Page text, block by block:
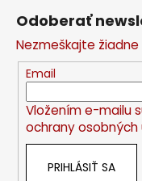
Odoberať
Nezmeškajte
Email
Vložením e-mailu
ochrany osobných
PRIHLÁSIŤ SA